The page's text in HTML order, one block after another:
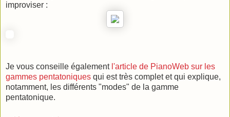
improviser :
Je vous conseille également l'article de PianoWeb sur les
gammes pentatoniques qui est très complet et qui explique,
notamment, les différents "modes" de la gamme
pentatonique.